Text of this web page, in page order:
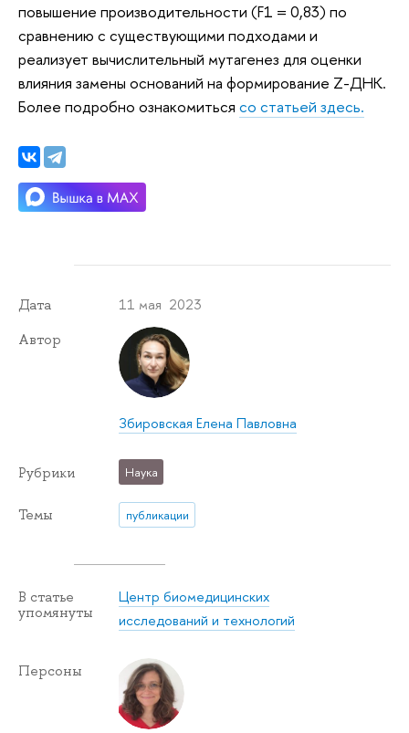
повышение производительности (F1 = 0,83) по
сравнению с существующими подходами и
реализует вычислительный мутагенез для оценки
влияния замены оснований на формирование Z-ДНК.
Более подробно ознакомиться со статьей здесь.
Дата 11 мая 2023
Автор
Збировская Елена Павловна
Рубрики Наука
Темы публикации
В статье
упомянуты
Центр биомедицинских
исследований и технологий
Персоны